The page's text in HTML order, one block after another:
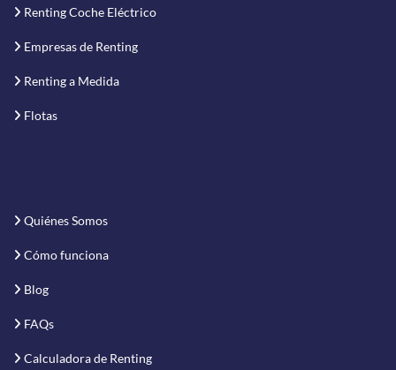
Renting Coche Eléctrico
Empresas de Renting
Renting a Medida
Flotas
Quiénes Somos
Cómo funciona
Blog
FAQs
Calculadora de Renting